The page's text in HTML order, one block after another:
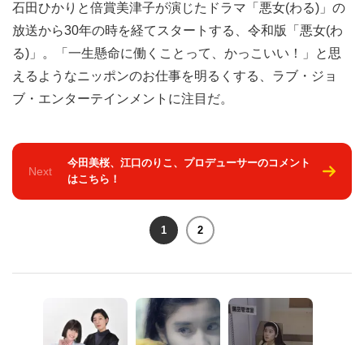
石田ひかりと倍賞美津子が演じたドラマ「悪女(わる)」の
放送から30年の時を経てスタートする、令和版「悪女(わ
る)」。「一生懸命に働くことって、かっこいい！」と思
えるようなニッポンのお仕事を明るくする、ラブ・ジョ
ブ・エンターテインメントに注目だ。
Next
今田美桜、江口のりこ、プロデューサーのコメント
はこちら！
1 2